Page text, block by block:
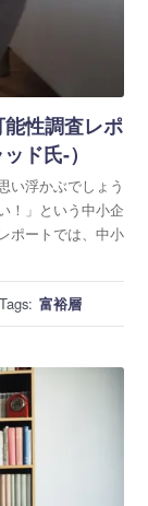
性調査レポ
ド氏-）
い浮かぶでしょう
！」という中小企
ポートでは、中小
Tags: 富裕層